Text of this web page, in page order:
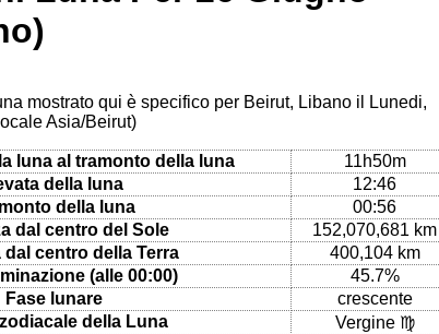
mostrato qui è specifico per Beirut, Libano il Lunedi,
Asia/Beirut)
luna al tramonto della luna
11h50m
della luna
12:46
della luna
00:56
dal centro del Sole
152,070,681 km
dal centro della Terra
400,104 km
(alle 00:00)
45.7%
Fase lunare
crescente
della Luna
Vergine ♍